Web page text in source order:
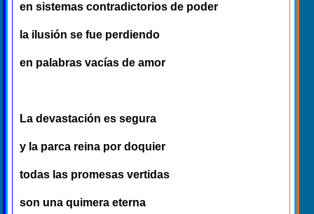
en sistemas contradictorios de poder
la ilusión se fue perdiendo
en palabras vacías de amor
La devastación es segura
y la parca reina por doquier
todas las promesas vertidas
son una quimera eterna